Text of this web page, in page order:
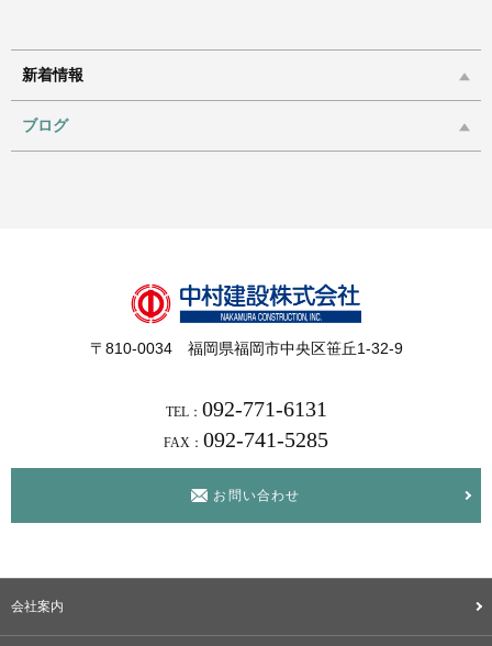
新着情報
ブログ
〒810-0034 福岡県福岡市中央区笹丘1-32-9
TEL： 092-771-6131
FAX： 092-741-5285
お問い合わせ
会社案内